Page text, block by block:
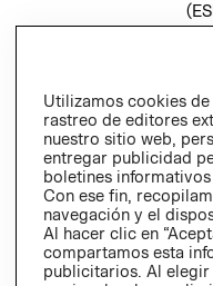
Utilizamos cookies
rastreo de editores
nuestro sitio web,
entregar publicidad
boletines
Con ese fin,
navegación y el
Al hacer clic en
compartamos esta
publicitarios. Al elegir